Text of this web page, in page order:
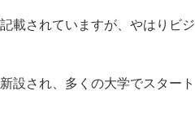
載されていますが、やはりビジ
設され、多くの大学でスタート